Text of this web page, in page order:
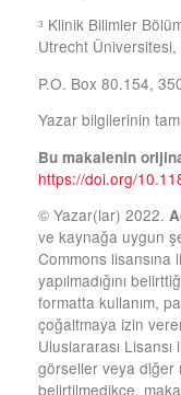
3 Klinik Bilimler
Utrecht Üniversitesi,
P.O. Box 80.154,
Yazar bilgilerinin
Bu makalenin
https://doi.org/
© Yazar(lar) 2022.
ve kaynağa uygun
Commons lisansına
yapılmadığını
formatta kullanım,
çoğaltmaya izin
Uluslararası
görseller veya diğer
belirtilmedikçe,